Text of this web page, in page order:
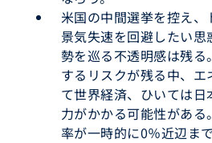
米国の中間選挙を控え
景気失速を回避したい
勢を巡る不透明感は残る
するリスクが残る中、
て世界経済、ひいては
力がかかる可能性があ
率が一時的に0％近辺ま